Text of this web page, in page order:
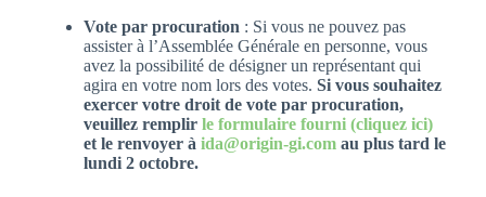
Vote par procuration : Si vous ne pouvez pas
assister à l’Assemblée Générale en personne, vous
avez la possibilité de désigner un représentant qui
agira en votre nom lors des votes. Si vous souhaitez
exercer votre droit de vote par procuration,
veuillez remplir le formulaire fourni (cliquez ici)
et le renvoyer à ida@origin-gi.comau plus tard le
lundi 2 octobre.